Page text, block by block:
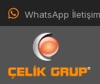
WhatsApp İletişim